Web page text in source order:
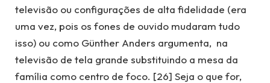
televisão ou configurações de alta fidelidade (era
uma vez, pois os fones de ouvido mudaram tudo
isso) ou como Günther Anders argumenta, na
televisão de tela grande substituindo a mesa da
família como centro de foco. [26] Seja o que for,